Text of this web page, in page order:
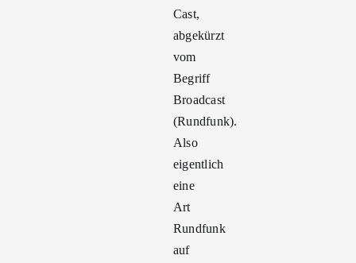
Cast,
abgekürzt
vom
Begriff
Broadcast
(Rundfunk).
Also
eigentlich
eine
Art
Rundfunk
auf